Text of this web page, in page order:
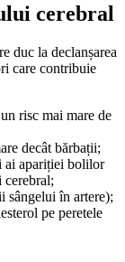
cerebral
duc la declanșarea
care contribuie
risc mai mare de
decât bărbații;
ai apariției bolilor
sângelui în artere);
pe peretele